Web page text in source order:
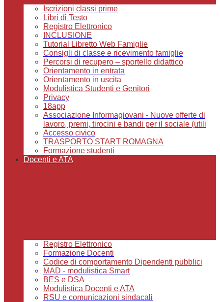
Iscrizioni classi prime
Libri di Testo
Registro Elettronico
INCLUSIONE
Tutorial Libretto Web Famiglie
Consigli di classe e ricevimento famiglie
Percorsi di recupero – sportello didattico
Orientamento in entrata
Orientamento in uscita
Modulistica Studenti e Genitori
Privacy
18app
Associazione Informagiovani - Nuove offerte di
lavoro, premi, tirocini e bandi per il sociale (utili
Accesso civico
TRASPORTO START ROMAGNA
Formazione studenti
Docenti e ATA
Registro Elettronico
Formazione Docenti
Codice di comportamento Dipendenti pubblici
MAD - modulistica Smart
BES e DSA
Modulistica Docenti e ATA
RSU e comunicazioni sindacali